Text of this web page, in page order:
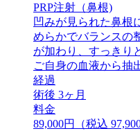
PRP注射（鼻根)
凹みが見られた鼻根
めらかでバランスの
が加わり、すっきり
ご自身の血液から
経過
術後 3ヶ月
料金
89,000円（税込 97,900